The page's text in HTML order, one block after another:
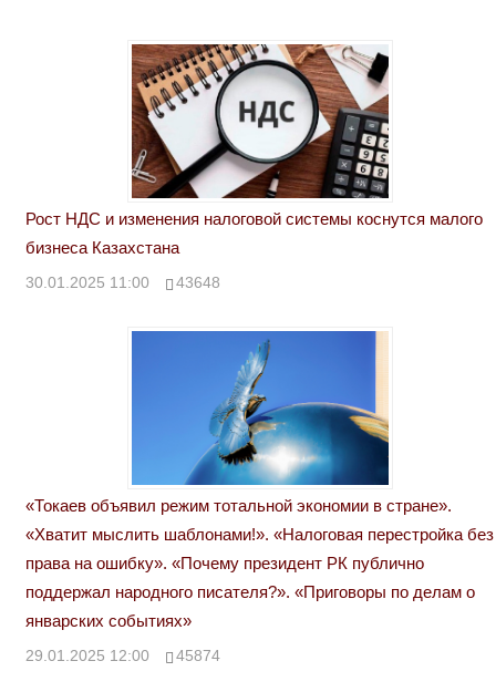
Рост НДС и изменения налоговой системы коснутся малого
бизнеса Казахстана
30.01.2025 11:00 43648
«Токаев объявил режим тотальной экономии в стране».
«Хватит мыслить шаблонами!». «Налоговая перестройка без
права на ошибку». «Почему президент РК публично
поддержал народного писателя?». «Приговоры по делам о
январских событиях»
29.01.2025 12:00 45874